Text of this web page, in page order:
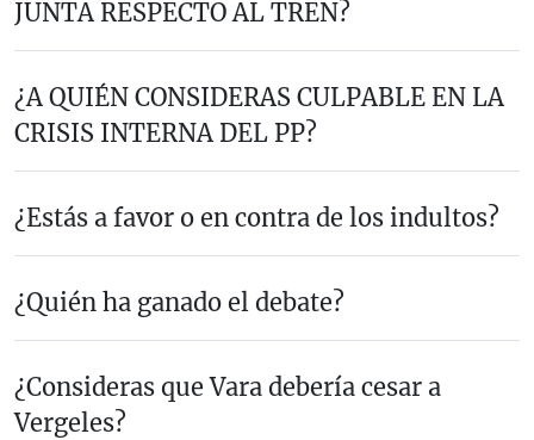
JUNTA RESPECTO AL TREN?
¿A QUIÉN CONSIDERAS CULPABLE EN LA
CRISIS INTERNA DEL PP?
¿Estás a favor o en contra de los indultos?
¿Quién ha ganado el debate?
¿Consideras que Vara debería cesar a
Vergeles?